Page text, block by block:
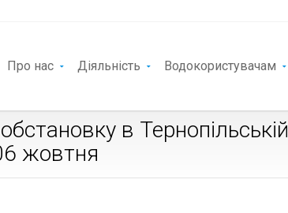
Про нас Діяльність Водокористувачам
в Тернопільській
жовтня